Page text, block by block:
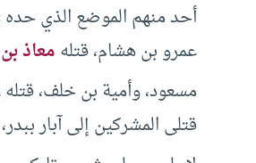
أحد منهم الموضع الذي حده
عمرو بن هشام، قتلهمعاذ بن
مسعود، وأمية بن خلف، قتله
قتلى المشركين إلى آبار